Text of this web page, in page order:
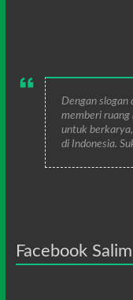
Dengan slogan
memberi ruang
untuk
di Indonesia.
Facebook